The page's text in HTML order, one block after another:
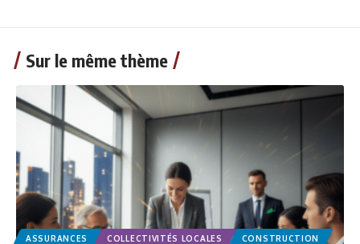
Sur le même thème
ASSURANCES COLLECTIVITÉS LOCALES
CONSTRUCTION